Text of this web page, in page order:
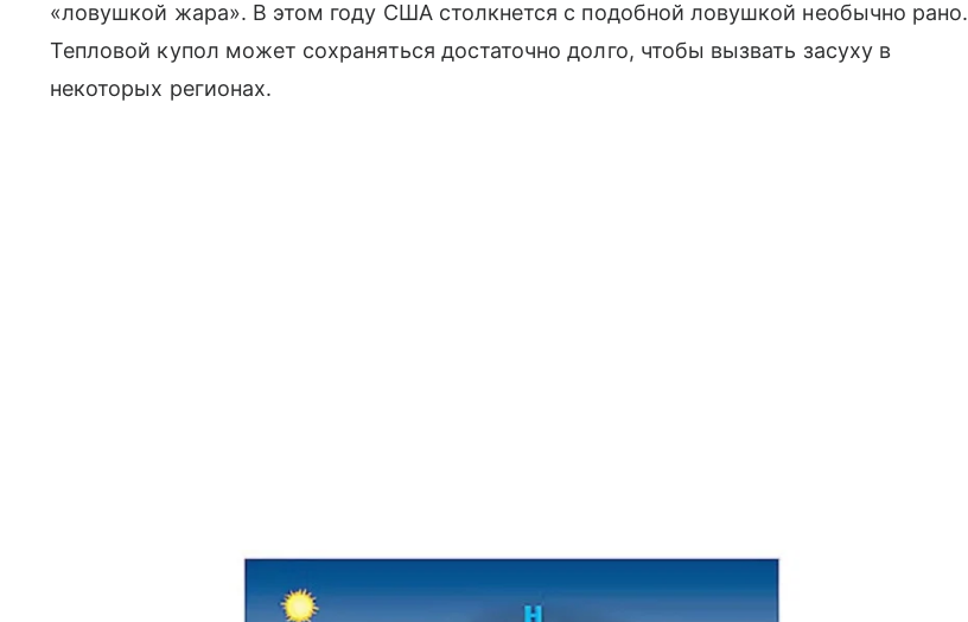
«ловушкой жара». В этом году США столкнется с подобной ловушкой необычно рано.
Тепловой купол может сохраняться достаточно долго, чтобы вызвать засуху в
некоторых регионах.